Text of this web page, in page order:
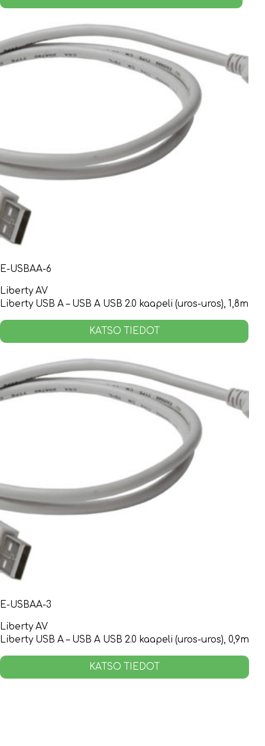
E-USBAA-6
Liberty AV
Liberty USB A – USB A USB 2.0 kaapeli (uros-uros), 1,8m
KATSO TIEDOT
E-USBAA-3
Liberty AV
Liberty USB A – USB A USB 2.0 kaapeli (uros-uros), 0,9m
KATSO TIEDOT